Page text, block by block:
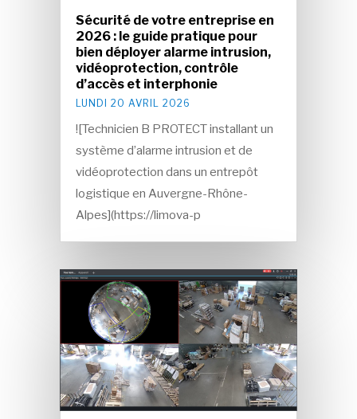
Sécurité de votre entreprise en
2026 : le guide pratique pour
bien déployer alarme intrusion,
vidéoprotection, contrôle
d’accès et interphonie
LUNDI 20 AVRIL 2026
![Technicien B PROTECT installant un
système d’alarme intrusion et de
vidéoprotection dans un entrepôt
logistique en Auvergne-Rhône-
Alpes](https://limova-p